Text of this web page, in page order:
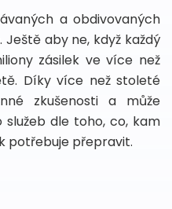
a obdivovaných
aby ne, když každý
zásilek ve více než
Díky více než stoleté
zkušenosti a může
dle toho, co, kam
potřebuje přepravit.